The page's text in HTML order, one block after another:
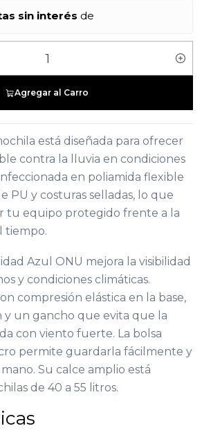
sin interés de
Agregar al Carro
está diseñada para ofrecer
contra la lluvia en condiciones
en poliamida flexible
PU y costuras selladas, lo que
tu equipo protegido frente a la
tiempo.
Azul ONU mejora la visibilidad
y condiciones climáticas.
compresión elástica en la base,
y un gancho que evita que la
con viento fuerte. La bolsa
permite guardarla fácilmente y
Su calce amplio está
de 40 a 55 litros.